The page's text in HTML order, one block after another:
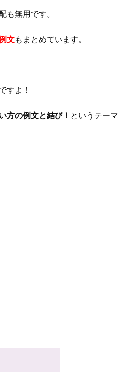
も無用です。
文もまとめています。
すよ！
方の例文と結び！ というテーマ